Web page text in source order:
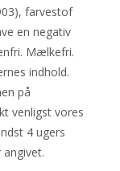
farvestof
en negativ
Mælkefri.
indhold.
på
venligst vores
4 ugers